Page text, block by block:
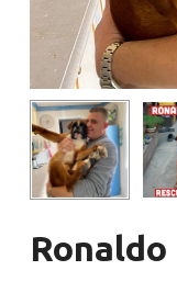
Ronaldo